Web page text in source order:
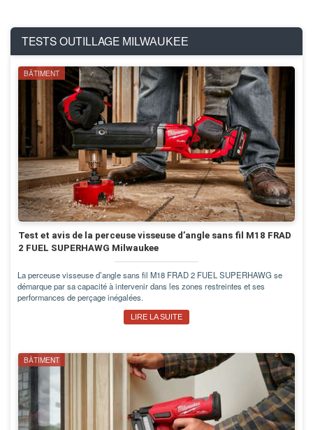
TESTS OUTILLAGE MILWAUKEE
BÂTIMENT
Test et avis de la perceuse visseuse d’angle sans fil M18 FRAD
2 FUEL SUPERHAWG Milwaukee
La perceuse visseuse d’angle sans fil M18 FRAD 2 FUEL SUPERHAWG se
démarque par sa capacité à intervenir dans les zones restreintes et ses
performances de perçage inégalées.
LIRE LA SUITE
BÂTIMENT